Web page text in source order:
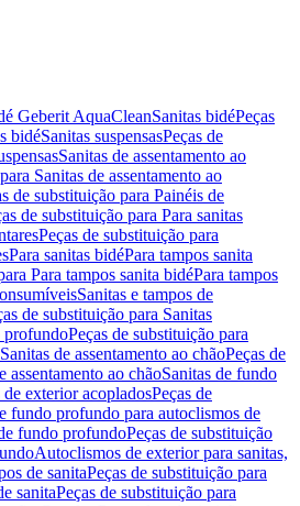
Geberit AquaCleanSanitas bidéPeças
bidéSanitas suspensasPeças de
Sanitas de assentamento ao
Sanitas de assentamento ao
de substituição para Painéis de
de substituição para Para sanitas
Peças de substituição para
Para sanitas bidéPara tampos sanita
Para tampos sanita bidéPara tampos
Sanitas e tampos de
de substituição para Sanitas
profundoPeças de substituição para
Sanitas de assentamento ao chãoPeças de
assentamento ao chãoSanitas de fundo
exterior acopladosPeças de
fundo profundo para autoclismos de
fundo profundoPeças de substituição
Autoclismos de exterior para sanitas,
de sanitaPeças de substituição para
sanitaPeças de substituição para